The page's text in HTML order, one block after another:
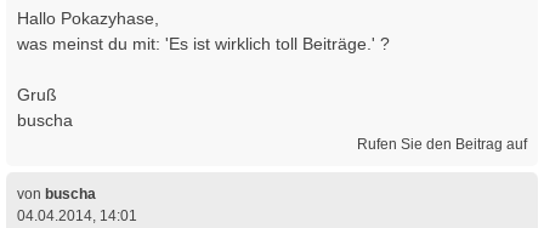
Hallo Pokazyhase,
was meinst du mit: 'Es ist wirklich toll Beiträge.' ?
Gruß
buscha
Rufen Sie den Beitrag auf
von buscha
04.04.2014, 14:01